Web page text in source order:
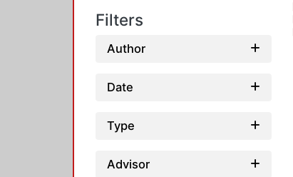
Filters
Author
Date
Type
Advisor